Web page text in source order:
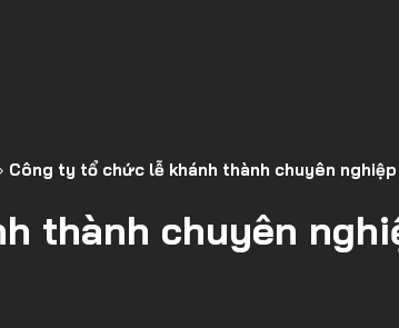
Công ty tổ chức lễ khánh thành chuyên
thành chuyên